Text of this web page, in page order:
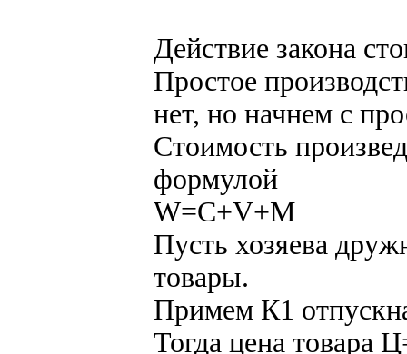
Действие закона
Простое
нет, но начнем с
Стоимость
формулой
W=C+V+M
Пусть хозяева
товары.
Примем К1
Тогда цена товара